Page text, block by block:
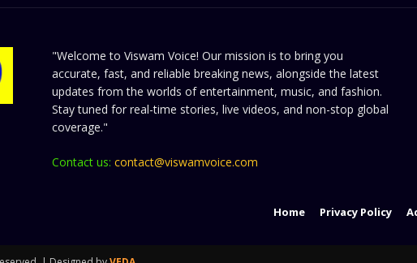
"Welcome to Viswam Voice! Our mission is to bring you
accurate, fast, and reliable breaking news, alongside the latest
updates from the worlds of entertainment, music, and fashion.
Stay tuned for real-time stories, live videos, and non-stop global
coverage."
Contact us: contact@viswamvoice.com
Home Privacy Policy